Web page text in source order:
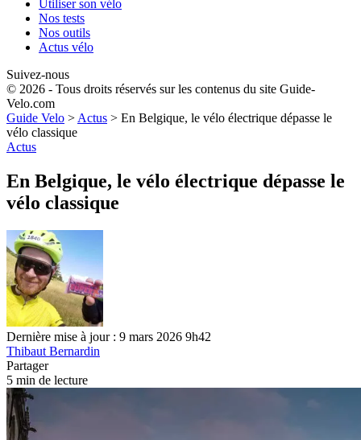
Utiliser son vélo
Nos tests
Nos outils
Actus vélo
Suivez-nous
© 2026 - Tous droits réservés sur les contenus du site Guide-
Velo.com
Guide Velo > Actus > En Belgique, le vélo électrique dépasse le
vélo classique
Actus
En Belgique, le vélo électrique dépasse le
vélo classique
Dernière mise à jour : 9 mars 2026 9h42
Thibaut Bernardin
Partager
5 min de lecture